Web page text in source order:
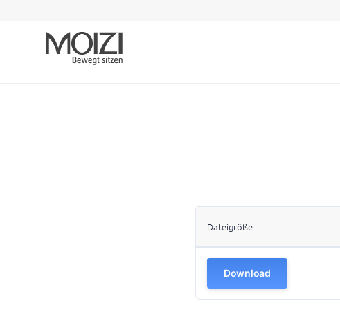
Dateigröße
Download